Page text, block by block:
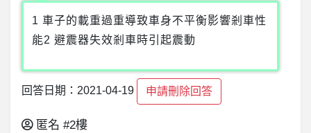
1 車子的載重過重導致車身不平衡影響剎車性
能2 避震器失效剎車時引起震動
回答日期：2021-04-19 申請刪除回答
匿名 #2樓